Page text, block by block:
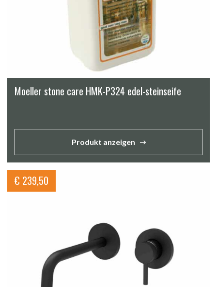
Moeller stone care HMK-P324 edel-steinseife
Produkt anzeigen
€ 239,50